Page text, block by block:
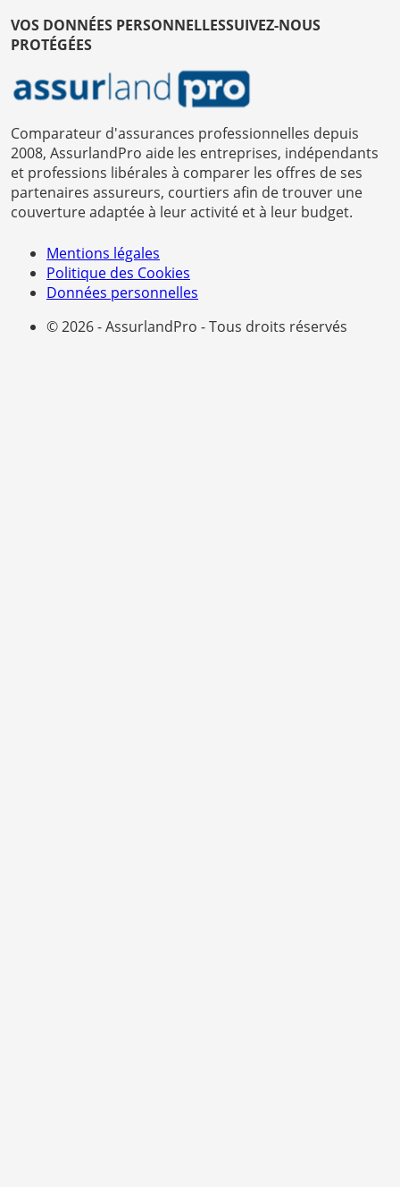
VOS DONNÉES PERSONNELLES
PROTÉGÉES
SUIVEZ-NOUS
Comparateur d'assurances professionnelles depuis
2008, AssurlandPro aide les entreprises, indépendants
et professions libérales à comparer les offres de ses
partenaires assureurs, courtiers afin de trouver une
couverture adaptée à leur activité et à leur budget.
Mentions légales
Politique des Cookies
Données personnelles
© 2026 - AssurlandPro - Tous droits réservés